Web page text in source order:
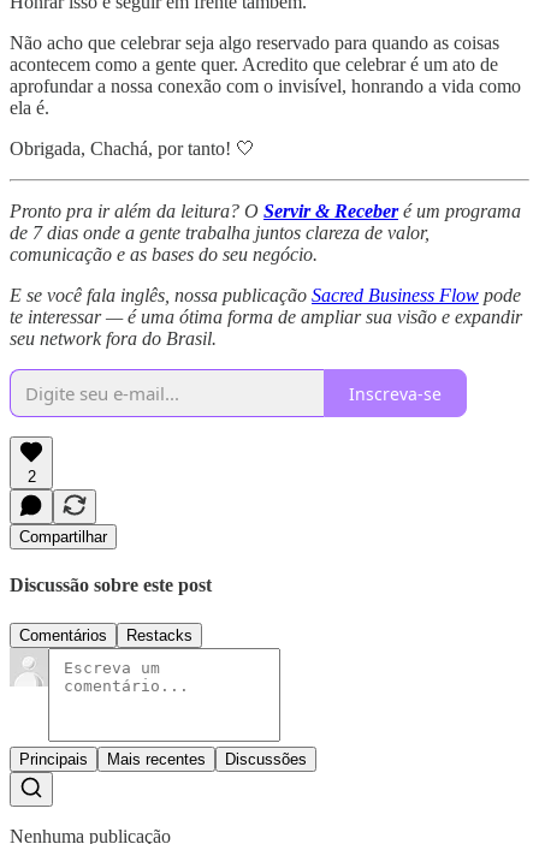
Não acho que celebrar seja algo reservado para quando as coisas
acontecem como a gente quer. Acredito que celebrar é um ato de
aprofundar a nossa conexão com o invisível, honrando a vida como
ela é.
Obrigada, Chachá, por tanto! 🤍
Pronto pra ir além da leitura? O Servir & Receberé um programa
de 7 dias onde a gente trabalha juntos clareza de valor,
comunicação e as bases do seu negócio.
E se você fala inglês, nossa publicação Sacred Business Flow pode
te interessar — é uma ótima forma de ampliar sua visão e expandir
seu network fora do Brasil.
Inscreva-se
2
Compartilhar
Discussão sobre este post
Comentários Restacks
Principais Mais recentes Discussões
Nenhuma publicação